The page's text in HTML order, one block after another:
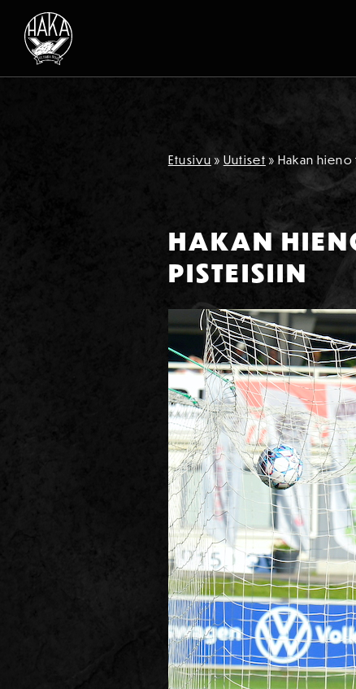
Siirry sisältöön
Etusivu » Uutiset » Hakan
HAKAN
PISTEISIIN